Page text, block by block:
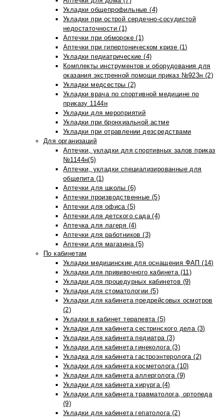
Укладки общепрофильные (4)
Укладки при острой сердечно-сосудистой
недостаточности (1)
Аптечки при обмороке (1)
Аптечки при гипертоническом кризе (1)
Укладки педиатрические (4)
Комплекты инструментов и оборудования для
оказания экстренной помощи приказ №923н (2)
Укладки медсестры (2)
Укладки врача по спортивной медицине по
приказу 1144н
Укладки для мероприятий
Укладки при бронхиальной астме
Укладки при отравлении дезсредствами
Для организаций
Аптечки, укладки для спортивных залов приказ
№1144н(5)
Аптечки, укладки специализированные для
общепита (1)
Аптечки для школы (6)
Аптечки производственные (5)
Аптечки для офиса (5)
Аптечки для детского сада (4)
Аптечка для лагеря (4)
Аптечки для работников (3)
Аптечки для магазина (5)
По кабинетам
Укладки медицинские для оснащения ФАП (14)
Укладки для прививочного кабинета (11)
Укладки для процедурных кабинетов (9)
Укладки для стоматологии (5)
Укладки для кабинета предрейсовых осмотров
(2)
Укладки в кабинет терапевта (5)
Укладки для кабинета сестринского дела (3)
Укладки для кабинета педиатра (3)
Укладки для кабинета гинеколога (3)
Укладка для кабинета гастроэнтеролога (2)
Укладки для кабинета косметолога (10)
Укладки для кабинета аллерголога (9)
Укладки для кабинета хирурга (4)
Укладки для кабинета травматолога, ортопеда
(9)
Укладки для кабинета гепатолога (2)